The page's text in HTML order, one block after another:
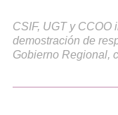
CSIF, UGT y CCOO
demostración de
Gobierno Regional,